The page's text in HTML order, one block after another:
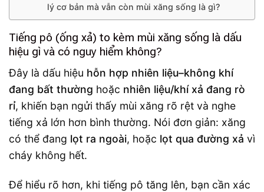
lý cơ bản mà vẫn còn mùi xăng sống là gì?
Tiếng pô (ống xả) to kèm mùi xăng sống là dấu
hiệu gì và có nguy hiểm không?
Đây là dấu hiệu hỗn hợp nhiên liệu–không khí
đang bất thường hoặc nhiên liệu/khí xả đang rò
rỉ, khiến bạn ngửi thấy mùi xăng rõ rệt và nghe
tiếng xả lớn hơn bình thường. Nói đơn giản: xăng
có thể đang lọt ra ngoài, hoặc lọt qua đường xả vì
cháy không hết.
Để hiểu rõ hơn, khi tiếng pô tăng lên, bạn cần xác